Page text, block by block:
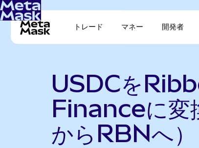
トレード マネー 開発者
USDCを
Financeに変
からRBNへ）